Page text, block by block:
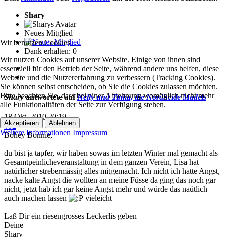
Shary
Neues Mitglied
Dank erhalten: 0
Sharyantwortete aufNelly und Tinka, die Nordheide Mädels
18 Okt. 2010 20:19
#92
Bohey Bonnie,
du bist ja tapfer, wir haben sowas im letzten Winter mal gemacht als
Gesamtpeinlicheveranstaltung in dem ganzen Verein, Lisa hat
natürlicher strebermässig alles mitgemacht. Ich nicht ich hatte Angst,
nacke kalte Angst die wollten an meine Füsse da ging das noch gar
nicht, jetzt hab ich gar keine Angst mehr und würde das naütlich
auch machen lassen
vieleicht
Laß Dir ein riesengrosses Leckerlis geben
Deine
Shary
Wir benutzen Cookies
Wir nutzen Cookies auf unserer Website. Einige von ihnen sind
essenziell für den Betrieb der Seite, während andere uns helfen, diese
Website und die Nutzererfahrung zu verbessern (Tracking Cookies).
Sie können selbst entscheiden, ob Sie die Cookies zulassen möchten.
Bitte beachten Sie, dass bei einer Ablehnung womöglich nicht mehr
alle Funktionalitäten der Seite zur Verfügung stehen.
Akzeptieren Ablehnen
Weitere Informationen Impressum